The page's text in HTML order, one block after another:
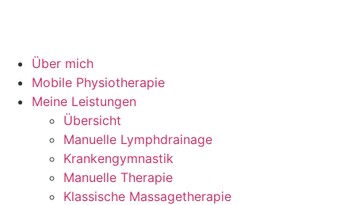
Über mich
Mobile Physiotherapie
Meine Leistungen
Übersicht
Manuelle Lymphdrainage
Krankengymnastik
Manuelle Therapie
Klassische Massagetherapie